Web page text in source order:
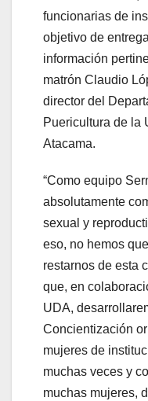
funcionarias de
objetivo de
información
matrón Claudio
director del
Puericultura de la
Atacama.
“Como equipo
absolutamente
sexual y
eso, no hemos
restarnos de esta
que, en
UDA,
Concientización
mujeres de
muchas veces y
muchas mujeres,